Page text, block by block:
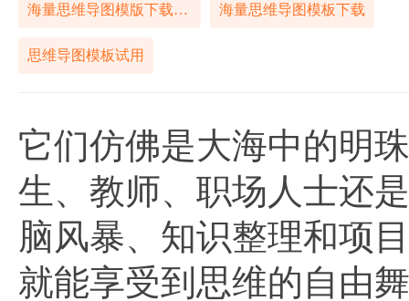
海量思维导图模版下载试用 海量思维导图模板下载
思维导图模板试用
它们仿佛是大海中的明
生、教师、职场人士还
脑风暴、知识整理和项
就能享受到思维的自由